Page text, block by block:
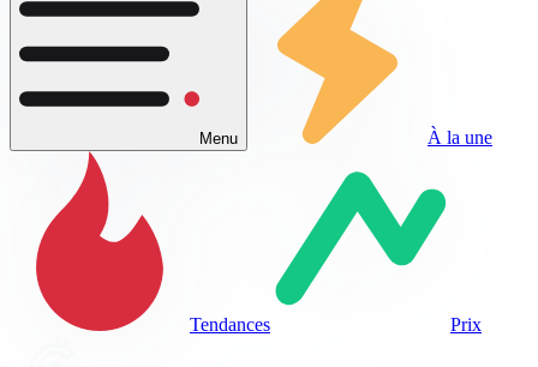
Menu À la une
Tendances Prix